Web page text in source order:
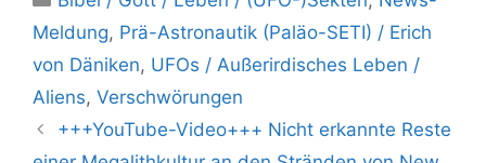
Meldung, Prä-Astronautik (Paläo-SETI) / Erich
von Däniken, UFOs / Außerirdisches Leben /
Aliens, Verschwörungen
+++YouTube-Video+++ Nicht erkannte Reste